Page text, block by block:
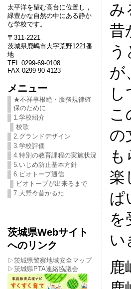
太平洋を望む高台に位置し，
緑豊かな自然の中にある静か
な学校です。
〒311-2221
茨城県鹿嶋市大字荒野1221番
地
TEL 0299-69-0108
FAX 0299-90-4123
メニュー
★不祥事根絶・服務規律確
保のために
1.学校紹介
校歌
2.グランドデザイン
3.学校評価
4.特別の教育課程の実施状況
5.いじめ防止基本方針
6.ビオトープ通信
ビオトープが出来るまで
7.大野今昔かるた
茨城県Webサイト
へのリンク
▷茨城県警察地域安全マップ
▷茨城県PTA連絡協議会
み
昔
が
こ
の
楽
ぱ
を
い
鹿